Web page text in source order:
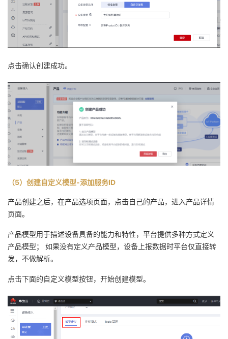
点击确认创建成功。
（5）创建自定义模型-添加服务ID
产品创建之后，在产品选项页面，点击自己的产品，进入产品详情
页面。
产品模型用于描述设备具备的能力和特性，平台提供多种方式定义
产品模型； 如果没有定义产品模型，设备上报数据时平台仅直接转
发，不做解析。
点击下面的自定义模型按钮，开始创建模型。